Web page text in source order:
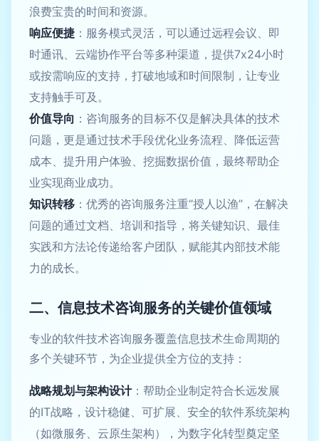
浪费宝贵的时间和资源。
响应便捷 ：服务模式灵活，可以通过远程会议、即
时通讯、云端协作平台等多种渠道，提供7x24小时
或按需响应的支持，打破地域和时间限制，让专业
支持触手可及。
价值导向 ：咨询服务的目标不仅是解决具体的技术
问题，更是通过技术手段优化业务流程、降低运营
成本、提升用户体验、挖掘数据价值，最终帮助企
业实现商业成功。
知识转移 ：优秀的咨询服务注重“授人以渔”，在解决
问题的通过文档、培训和指导，将关键知识、最佳
实践和方法论传递给客户团队，赋能其内部技术能
力的成长。
二、信息技术咨询服务的关键价值领域
专业的软件技术咨询服务覆盖信息技术生命周期的
多个关键环节，为企业提供全方位的支持：
战略规划与架构设计：帮助企业制定符合长远发展
的IT战略，设计稳健、可扩展、安全的软件系统架构
（如微服务、云原生架构），为数字化转型奠定坚